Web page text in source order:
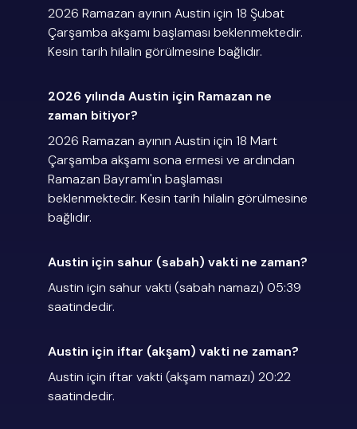
2026 Ramazan ayının Austin için 18 Şubat
Çarşamba akşamı başlaması beklenmektedir.
Kesin tarih hilalin görülmesine bağlıdır.
2026 yılında Austin için Ramazan ne
zaman bitiyor?
2026 Ramazan ayının Austin için 18 Mart
Çarşamba akşamı sona ermesi ve ardından
Ramazan Bayramı'ın başlaması
beklenmektedir. Kesin tarih hilalin görülmesine
bağlıdır.
Austin için sahur (sabah) vakti ne zaman?
Austin için sahur vakti (sabah namazı) 05:39
saatindedir.
Austin için iftar (akşam) vakti ne zaman?
Austin için iftar vakti (akşam namazı) 20:22
saatindedir.